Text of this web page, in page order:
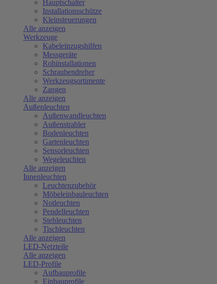
Hauptschalter
Installationsschütze
Kleinsteuerungen
Alle anzeigen
Werkzeuge
Kabeleinzugshilfen
Messgeräte
Rohinstallationen
Schraubendreher
Werkzeugsortimente
Zangen
Alle anzeigen
Außenleuchten
Außenwandleuchten
Außenstrahler
Bodenleuchten
Gartenleuchten
Sensorleuchten
Wegeleuchten
Alle anzeigen
Innenleuchten
Leuchtenzubehör
Möbeleinbauleuchten
Notleuchten
Pendelleuchten
Stehleuchten
Tischleuchten
Alle anzeigen
LED-Netzteile
Alle anzeigen
LED-Profile
Aufbauprofile
Einbauprofile